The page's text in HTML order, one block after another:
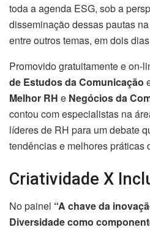
toda a agenda ESG, sob a
disseminação dessas pautas
entre outros temas, em dois
Promovido gratuitamente e on-
de Estudos da Comunicação
Melhor RH e Negócios da
contou com especialistas na
líderes de RH para um debate
tendências e melhores práticas
Criatividade X
No painel “A chave da
Diversidade como